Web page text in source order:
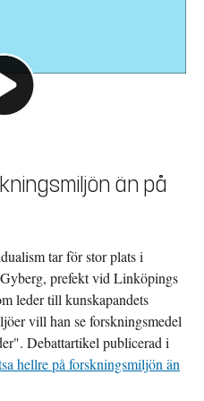
och
hållbar utveckling ges i
olika delar, vilka
i
därmed underlätta för dess
kunskapsområdes roll i ett
där endast lärare har
av olika slag (t
försöker
än på
tar för stor plats i
prefekt vid Linköpings
leder till kunskapandets
vill han se forskningsmedel
Debattartikel publicerad i
hellre på forskningsmiljön än